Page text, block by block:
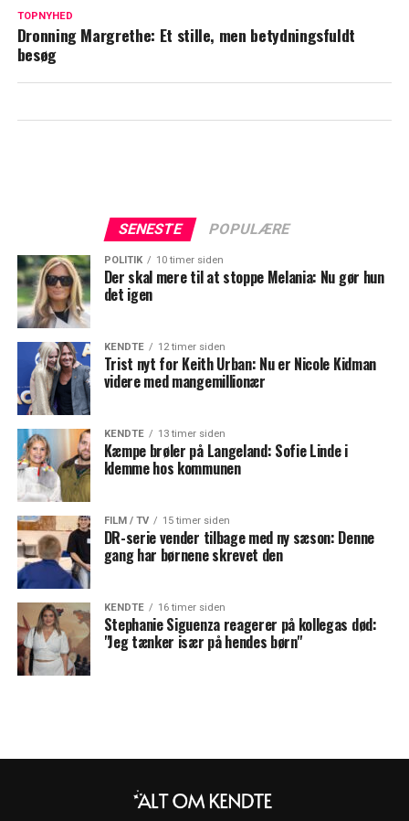
TOPNYHED
Dronning Margrethe: Et stille, men betydningsfuldt
besøg
SENESTE POPULÆRE
POLITIK 10 timer siden
Der skal mere til at stoppe Melania: Nu gør hun
det igen
KENDTE 12 timer siden
Trist nyt for Keith Urban: Nu er Nicole Kidman
videre med mangemillionær
KENDTE 13 timer siden
Kæmpe brøler på Langeland: Sofie Linde i
klemme hos kommunen
FILM / TV 15 timer siden
DR-serie vender tilbage med ny sæson: Denne
gang har børnene skrevet den
KENDTE 16 timer siden
Stephanie Siguenza reagerer på kollegas død:
"Jeg tænker især på hendes børn"